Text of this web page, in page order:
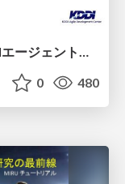
Atlassian Cloudサポート業務でのAIエージェント活用事例
0 480